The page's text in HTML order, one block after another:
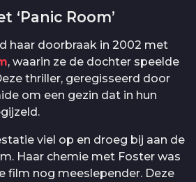
‘Panic Room’
haar doorbraak in 2002 met
, waarin ze de dochter speelde
thriller, geregisseerd door
om een gezin dat in hun
viel op en droeg bij aan de
Haar chemie met Foster was
film nog meeslepender. Deze